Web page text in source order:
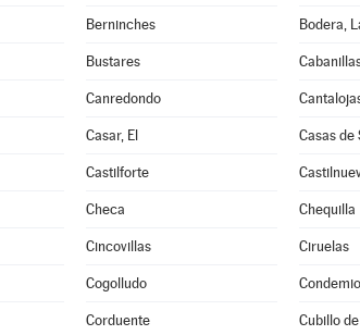
Berninches Bodera,
Bustares
Canredondo
Casar, El Casas de
Castilforte
Checa Chequilla
Cincovillas Ciruelas
Cogolludo
Corduente Cubillo de